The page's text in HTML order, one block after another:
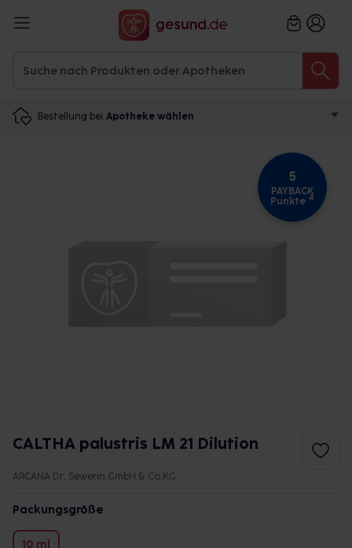
Bestellung bei Apotheke wählen
5
PAYBACK
Punkte 4
CALTHA palustris LM 21 Dilution
ARCANA Dr. Sewerin GmbH & Co.KG
Packungsgröße
10 ml